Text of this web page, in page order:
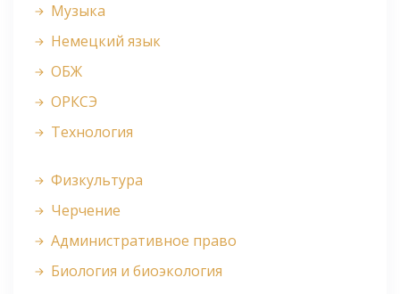
Музыка
Немецкий язык
ОБЖ
ОРКСЭ
Технология
Физкультура
Черчение
Административное право
Биология и биоэкология